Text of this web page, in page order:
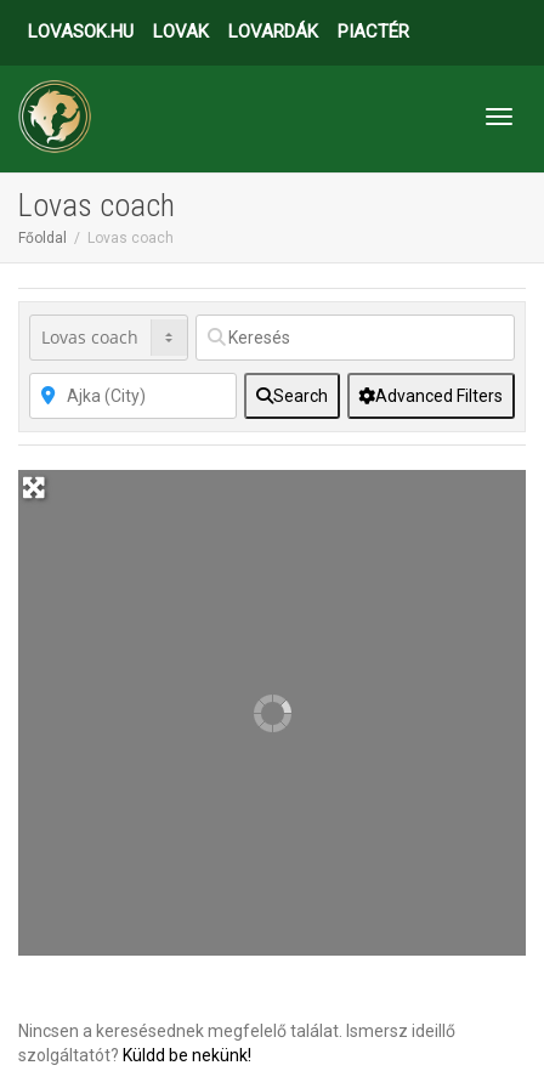
LOVASOK.HU LOVAK LOVARDÁK PIACTÉR
Lovas coach
Főoldal Lovas coach
Search Advanced Filters
Nincsen a keresésednek megfelelő találat. Ismersz ideillő
szolgáltatót? Küldd be nekünk!